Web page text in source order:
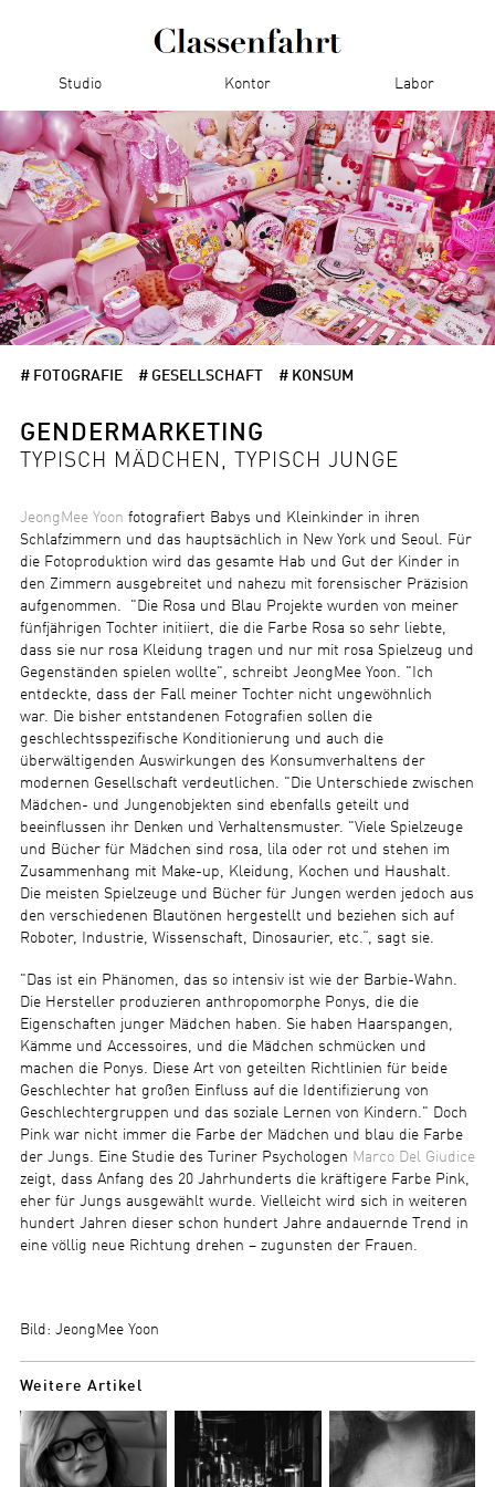
Studio Kontor Labor
# FOTOGRAFIE # GESELLSCHAFT # KONSUM
GENDERMARKETING
TYPISCH MÄDCHEN, TYPISCH JUNGE
JeongMee Yoon fotografiert Babys und Kleinkinder in ihren
Schlafzimmern und das hauptsächlich in New York und Seoul. Für
die Fotoproduktion wird das gesamte Hab und Gut der Kinder in
den Zimmern ausgebreitet und nahezu mit forensischer Präzision
aufgenommen. "Die Rosa und Blau Projekte wurden von meiner
fünfjährigen Tochter initiiert, die die Farbe Rosa so sehr liebte,
dass sie nur rosa Kleidung tragen und nur mit rosa Spielzeug und
Gegenständen spielen wollte", schreibt JeongMee Yoon. "Ich
entdeckte, dass der Fall meiner Tochter nicht ungewöhnlich
war. Die bisher entstandenen Fotografien sollen die
geschlechtsspezifische Konditionierung und auch die
überwältigenden Auswirkungen des Konsumverhaltens der
modernen Gesellschaft verdeutlichen. "Die Unterschiede zwischen
Mädchen- und Jungenobjekten sind ebenfalls geteilt und
beeinflussen ihr Denken und Verhaltensmuster. "Viele Spielzeuge
und Bücher für Mädchen sind rosa, lila oder rot und stehen im
Zusammenhang mit Make-up, Kleidung, Kochen und Haushalt.
Die meisten Spielzeuge und Bücher für Jungen werden jedoch aus
den verschiedenen Blautönen hergestellt und beziehen sich auf
Roboter, Industrie, Wissenschaft, Dinosaurier, etc.“, sagt sie.
"Das ist ein Phänomen, das so intensiv ist wie der Barbie-Wahn.
Die Hersteller produzieren anthropomorphe Ponys, die die
Eigenschaften junger Mädchen haben. Sie haben Haarspangen,
Kämme und Accessoires, und die Mädchen schmücken und
machen die Ponys. Diese Art von geteilten Richtlinien für beide
Geschlechter hat großen Einfluss auf die Identifizierung von
Geschlechtergruppen und das soziale Lernen von Kindern." Doch
Pink war nicht immer die Farbe der Mädchen und blau die Farbe
der Jungs. Eine Studie des Turiner Psychologen Marco Del Giudice
zeigt, dass Anfang des 20 Jahrhunderts die kräftigere Farbe Pink,
eher für Jungs ausgewählt wurde. Vielleicht wird sich in weiteren
hundert Jahren dieser schon hundert Jahre andauernde Trend in
eine völlig neue Richtung drehen – zugunsten der Frauen.
Bild: JeongMee Yoon
Weitere Artikel